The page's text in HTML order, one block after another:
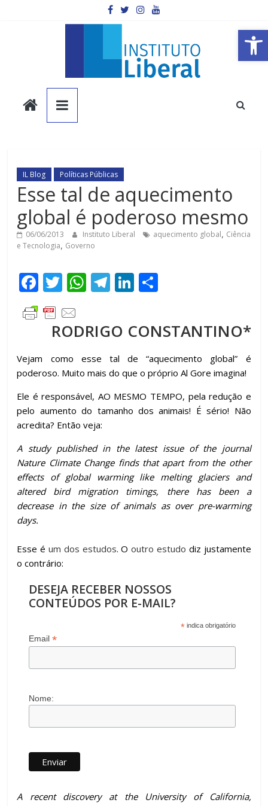
Barra de Ferramentas Aberta
Instituto
Liberal
é
a
parte
mais
importante
da
IL Blog Políticas Públicas
Esse tal de aquecimento
global é poderoso mesmo
06/06/2013 Instituto Liberal aquecimento global, Ciência
e Tecnologia, Governo
F
ac
e
o
o
k
T
w
itt
er
W
at
s
A
p
p
T
e
gr
a
m
Li
k
e
dI
n
m
p
ar
til
h
ar
RODRIGO CONSTANTINO*
Vejam como esse tal de “aquecimento global” é
poderoso. Muito mais do que o próprio Al Gore imagina!
Ele é responsável, AO MESMO TEMPO, pela redução e
pelo aumento do tamanho dos animais! É sério! Não
acredita? Então veja:
A study published in the latest issue of the journal
Nature Climate Change finds that apart from the other
effects of global warming like melting glaciers and
altered bird migration timings, there has been a
decrease in the size of animals as over pre-warming
days.
Esse éum dos estudos. Ooutro estudo diz justamente
o contrário:
DESEJA RECEBER NOSSOS
CONTEÚDOS POR E-MAIL?
* indica obrigatório
Email*
Nome:
A recent discovery at the University of California,